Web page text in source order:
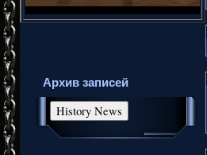
Архив записей